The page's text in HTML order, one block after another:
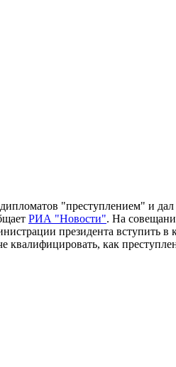
"преступлением" и
РИА "Новости". На
президента вступить в
квалифицировать, как